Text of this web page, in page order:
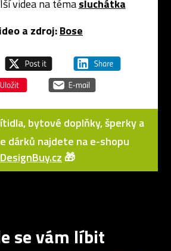
videa na témasluchátka
a zdroj:Bose
bytové doplňky, šperky a
dárků najdete na e-shopu
DesignBuy.cz 🎁
se vám líbit